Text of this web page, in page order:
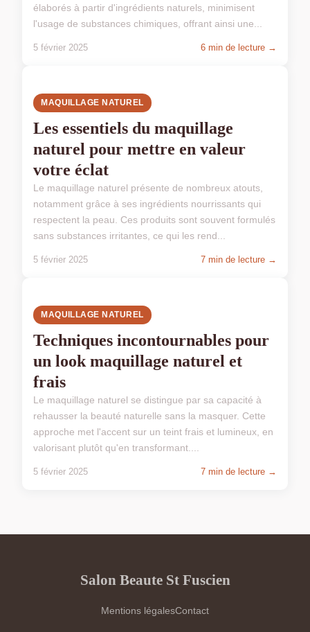
élaborés à partir d'ingrédients naturels, minimisent
l'usage de substances chimiques, offrant ainsi une...
5 février 2025 6 min de lecture →
MAQUILLAGE NATUREL
Les essentiels du maquillage
naturel pour mettre en valeur
votre éclat
Le maquillage naturel présente de nombreux atouts,
notamment grâce à ses ingrédients nourrissants qui
respectent la peau. Ces produits sont souvent formulés
sans substances irritantes, ce qui les rend...
5 février 2025 7 min de lecture →
MAQUILLAGE NATUREL
Techniques incontournables pour
un look maquillage naturel et
frais
Le maquillage naturel se distingue par sa capacité à
rehausser la beauté naturelle sans la masquer. Cette
approche met l'accent sur un teint frais et lumineux, en
valorisant plutôt qu'en transformant....
5 février 2025 7 min de lecture →
Salon Beaute St Fuscien
Mentions légalesContact